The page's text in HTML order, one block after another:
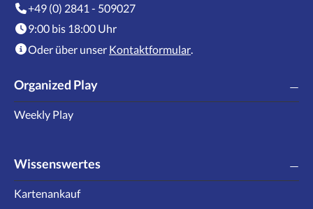
+49 (0) 2841 - 509027
9:00 bis 18:00 Uhr
Oder über unser Kontaktformular
Organized Play
Weekly Play
Wissenswertes
Kartenankauf